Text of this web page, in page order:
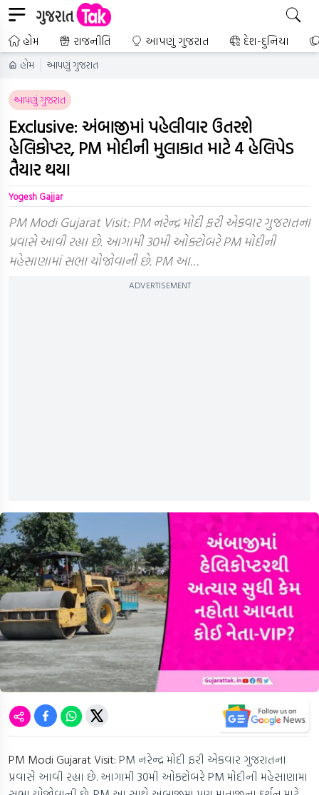
હોમ રાજનીતિ આપણું ગુજરાત દેશ-દુનિયા
હોમ આપણું ગુજરાત
આપણું ગુજરાત
Exclusive: અંબાજીમાં પહેલીવાર ઉતરશે
હેલિકોપ્ટર, PM મોદીની મુલાકાત માટે 4 હેલિપેડ
તૈયાર થયા
Yogesh Gajjar
PM Modi Gujarat Visit: PM નરેન્દ્ર મોદી ફરી એકવાર ગુજરાતના
પ્રવાસે આવી રહ્યા છે. આગામી 30મી ઓક્ટોબરે PM મોદીની
મહેસાણામાં સભા યોજોવાની છે. PM આ…
ADVERTISEMENT
PM Modi Gujarat Visit: PM નરેન્દ્ર મોદી ફરી એકવાર ગુજરાતના
પ્રવાસે આવી રહ્યા છે. આગામી 30મી ઓક્ટોબરે PM મોદીની મહેસાણામાં